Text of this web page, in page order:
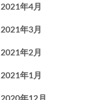
2021年4月
2021年3月
2021年2月
2021年1月
2020年12月